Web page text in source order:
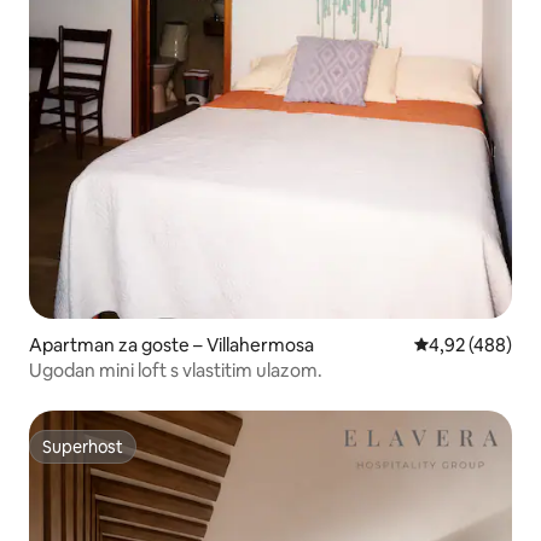
Apartman za goste – Villahermosa Prosječna
4,92 (488)
Ugodan mini loft s vlastitim ulazom.
Superhost
Superhost